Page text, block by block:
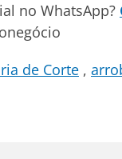
no WhatsApp?
de Corte